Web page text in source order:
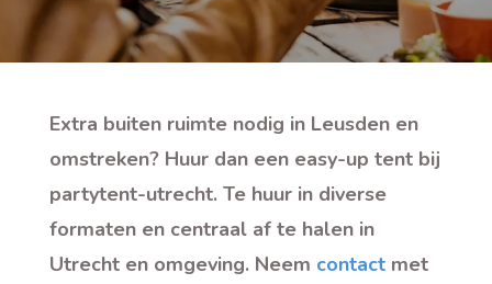
Extra buiten ruimte nodig in Leusden en
omstreken? Huur dan een easy-up tent bij
partytent-utrecht. Te huur in diverse
formaten en centraal af te halen in
Utrecht en omgeving. Neem contact met